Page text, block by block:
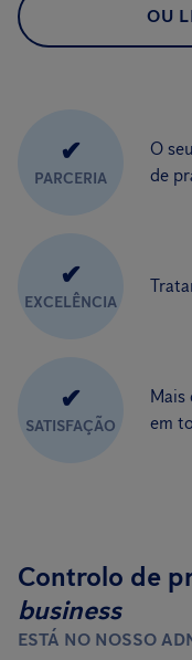
OU
✔
PARCERIA
O
de
✔
EXCELÊNCIA
✔
SATISFAÇÃO
Mais
em
Controlo de
business
ESTÁ NO NOSSO